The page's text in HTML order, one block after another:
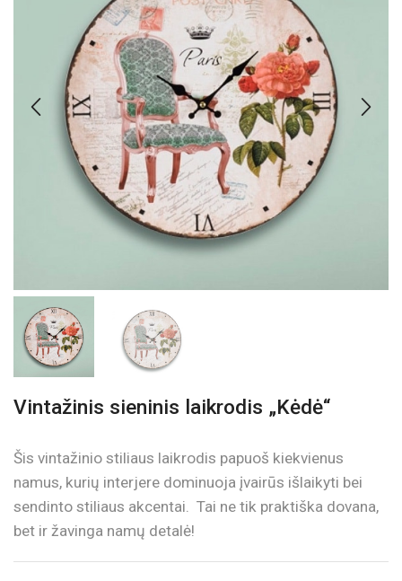
Vintažinis sieninis laikrodis „Kėdė“
Šis vintažinio stiliaus laikrodis papuoš kiekvienus
namus, kurių interjere dominuoja įvairūs išlaikyti bei
sendinto stiliaus akcentai. Tai ne tik praktiška dovana,
bet ir žavinga namų detalė!